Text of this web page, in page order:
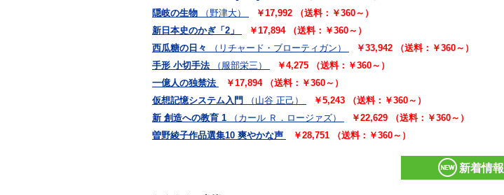
隠岐の生物
（野津大）
￥17,992 （送料：￥360～）
新日本史のかぎ「2」
￥17,894 （送料：￥360～）
西瓜糖の日々
（リチャード・ブローティガン）
￥33,942 （送料：￥360～）
手形 小切手法
（服部栄三）
￥4,275 （送料：￥360～）
一億人の独禁法
￥17,894 （送料：￥360～）
仮想記憶システム入門
（山谷 正己）
￥5,243 （送料：￥360～）
新 創造への教育 1
（カール Ｒ．ロージァズ）
￥22,629 （送料：￥360～）
曽野綾子作品選集10 爽やかな声
￥28,751 （送料：￥360～）
新着情報